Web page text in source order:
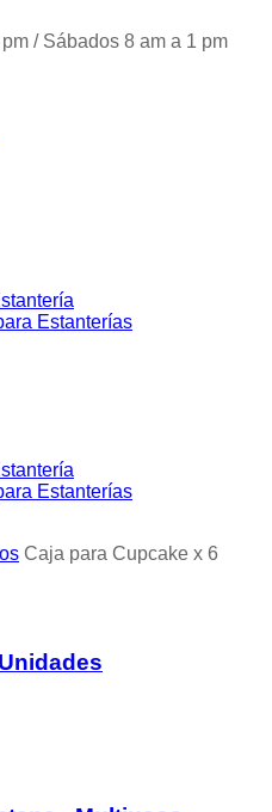
/ Sábados 8 am a 1 pm
Estanterías
Estanterías
Caja para Cupcake x 6